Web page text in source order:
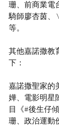
珊、前商業電
騎師廖杏茵、
等。
其他嘉諾撒教
下：
嘉諾撒聖家的
嬅、電影明星
目《#後生仔
珊、政治運動